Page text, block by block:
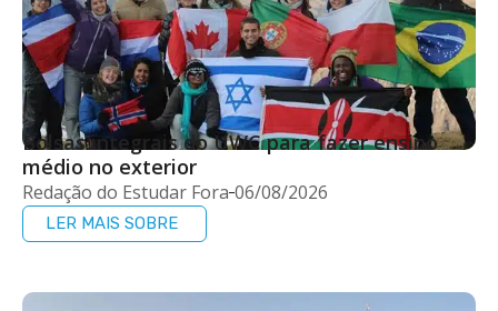
Bolsas integrais do UWC para fazer ensino
médio no exterior
Redação do Estudar Fora 06/08/2026
LER MAIS SOBRE